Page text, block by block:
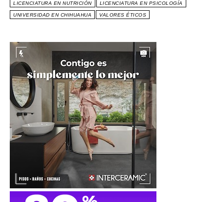
LICENCIATURA EN NUTRICIÓN LICENCIATURA EN PSICOLOGÍA
UNIVERSIDAD EN CHIHUAHUA VALORES ÉTICOS